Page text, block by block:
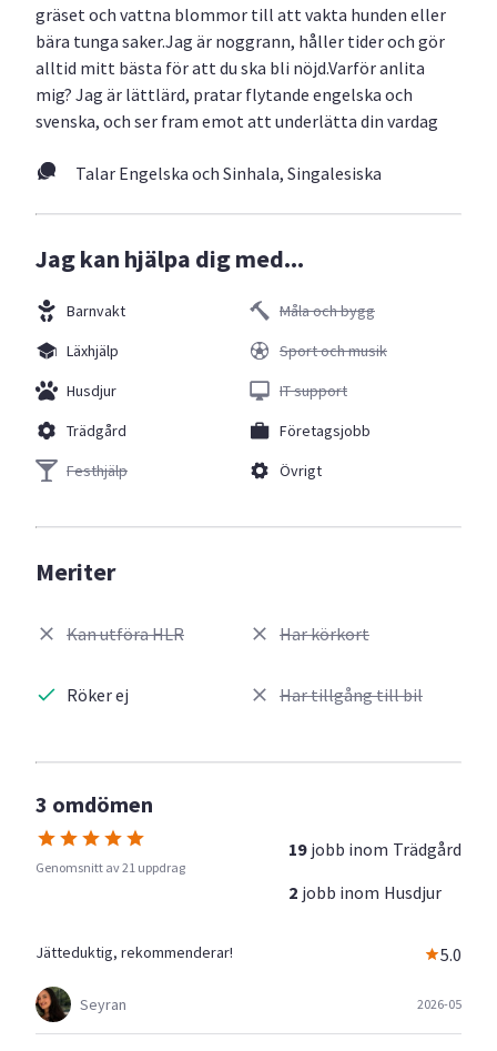
gräset och vattna blommor till att vakta hunden eller
bära tunga saker.Jag är noggrann, håller tider och gör
alltid mitt bästa för att du ska bli nöjd. ​Varför anlita
mig? Jag är lättlärd, pratar flytande engelska och
svenska, och ser fram emot att underlätta din vardag
Talar Engelska och Sinhala, Singalesiska
Jag kan hjälpa dig med...
Barnvakt
Läxhjälp
Husdjur
Trädgård
Festhjälp
Måla och bygg
Sport och musik
IT support
Företagsjobb
Övrigt
Meriter
Kan utföra HLR
Röker ej
Har körkort
Har tillgång till bil
3 omdömen
Genomsnitt av 21 uppdrag
19 jobb inom Trädgård
2 jobb inom Husdjur
Jätteduktig, rekommenderar! 5.0
Seyran 2026-05